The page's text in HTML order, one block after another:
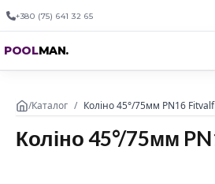
+380 (75) 641 32 65
POOLMAN.
/Каталог / Коліно 45°/75мм PN16 Fitvalf
Коліно 45°/75мм